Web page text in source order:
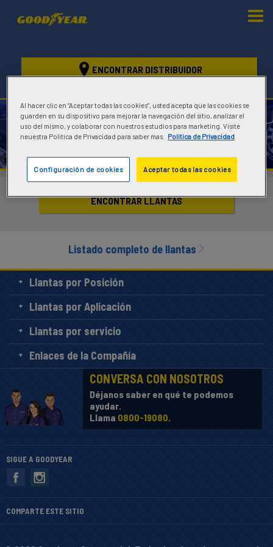
ENCONTRAR DISTRIBUIDOR
Test
ENCONTRAR LLANTAS
ENCONTRAR LLANTAS
Listado completo de llantas
Llantas por Posición
Llantas por Aplicación
Llantas por servicio
Enlaces de la Compañía
CONVERSA CON NOSOTROS
Déjanos saber en qué te podemos
ayudar.
Llama 0800-19080.
SIGUE A GOODYEAR
COMPARTE ESTE SITIO
Al hacer clic en “Aceptar todas las cookies”, usted acepta que las cookies se
guarden en su dispositivo para mejorar la navegación del sitio, analizar el
uso del mismo, y colaborar con nuestros estudios para marketing. Visite
neuestra Politica de Privacidad para saber mas.
Politica de Privacidad
Aceptar todas las cookies
Configuración de cookies